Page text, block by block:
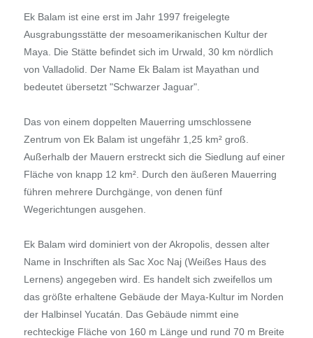
Ek Balam ist eine erst im Jahr 1997 freigelegte
Ausgrabungsstätte der mesoamerikanischen Kultur der
Maya. Die Stätte befindet sich im Urwald, 30 km nördlich
von Valladolid. Der Name Ek Balam ist Mayathan und
bedeutet übersetzt "Schwarzer Jaguar".
Das von einem doppelten Mauerring umschlossene
Zentrum von Ek Balam ist ungefähr 1,25 km² groß.
Außerhalb der Mauern erstreckt sich die Siedlung auf einer
Fläche von knapp 12 km². Durch den äußeren Mauerring
führen mehrere Durchgänge, von denen fünf
Wegerichtungen ausgehen.
Ek Balam wird dominiert von der Akropolis, dessen alter
Name in Inschriften als Sac Xoc Naj (Weißes Haus des
Lernens) angegeben wird. Es handelt sich zweifellos um
das größte erhaltene Gebäude der Maya-Kultur im Norden
der Halbinsel Yucatán. Das Gebäude nimmt eine
rechteckige Fläche von 160 m Länge und rund 70 m Breite